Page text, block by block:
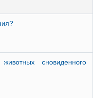
сновиденного